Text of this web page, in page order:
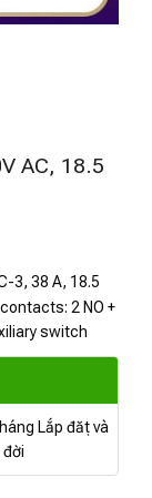
AC, 18.5
3, 38 A, 18.5
2 NO +
switch
Lắp đặt và